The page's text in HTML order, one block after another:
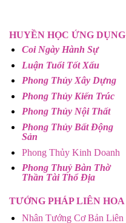
HUYỀN HỌC ỨNG DỤNG
Coi Ngày Hành Sự
Luận Tuổi Tốt Xấu
Phong Thủy Xây Dựng
Phong Thủy Kiến Trúc
Phong Thủy Nội Thất
Phong Thủy Bất Động
Sản
Phong Thủy Kinh Doanh
Phong Thuỷ Bàn Thờ
Thần Tài Thổ Địa
TƯỚNG PHÁP LIÊN HOA
Nhân Tướng Cơ Bản Liên